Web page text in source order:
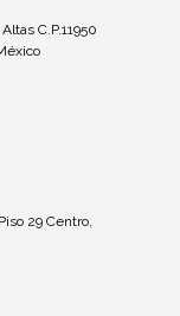
C.P.11950
29 Centro,